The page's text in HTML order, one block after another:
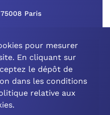
Paris
pour mesurer
En cliquant sur
le dépôt de
dans les conditions
relative aux